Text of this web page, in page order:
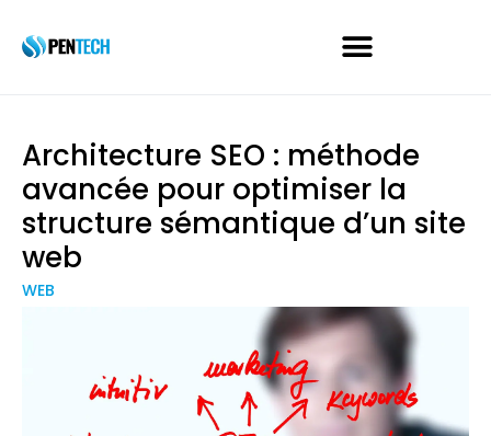
Architecture SEO : méthode
avancée pour optimiser la
structure sémantique d’un site
web
WEB